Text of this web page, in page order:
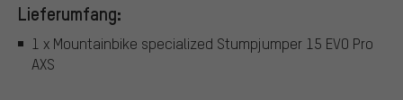
Lieferumfang:
1 x Mountainbike specialized Stumpjumper 15 EVO Pro
AXS